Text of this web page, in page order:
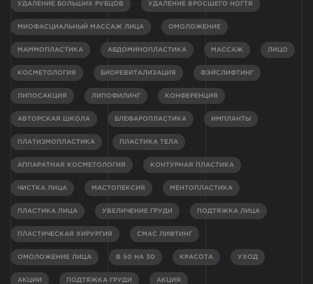
УДАЛЕНИЕ БОЛЬШИХ РУБЦОВ УДАЛЕНИЕ ВРОСШЕГО НОГТЯ
МИОФАСЦИАЛЬНЫЙ МАССАЖ ЛИЦА ОМОЛОЖЕНИЕ
МАММОПЛАСТИКА АБДОМИНОПЛАСТИКА МАССАЖ ЛИЦО
КОСМЕТОЛОГИЯ БИОРЕВИТАЛИЗАЦИЯ ФЭЙСЛИФТИНГ
ЛИПОСАКЦИЯ ЛИПОФИЛИНГ КОНФЕРЕНЦИЯ
АВТОРСКАЯ ШКОЛА БЛЕФАРОПЛАСТИКА ИМПЛАНТЫ
ПЛАТИЗМОПЛАСТИКА ПЛАСТИКА ТЕЛА
АППАРАТНАЯ КОСМЕТОЛОГИЯ КОНТУРНАЯ ПЛАСТИКА
ЧИСТКА ЛИЦА МАСТОПЕКСИЯ МЕНТОПЛАСТИКА
ПЛАСТИКА ЛИЦА УВЕЛИЧЕНИЕ ГРУДИ ПОДТЯЖКА ЛИЦА
ПЛАСТИЧЕСКАЯ ХИРУРГИЯ СМАС ЛИФТИНГ
ОМОЛОЖЕНИЕ ЛИЦА В 50 НА 30 КРАСОТА УХОД
АКЦИИ ПОДТЯЖКА ГРУДИ АКЦИЯ